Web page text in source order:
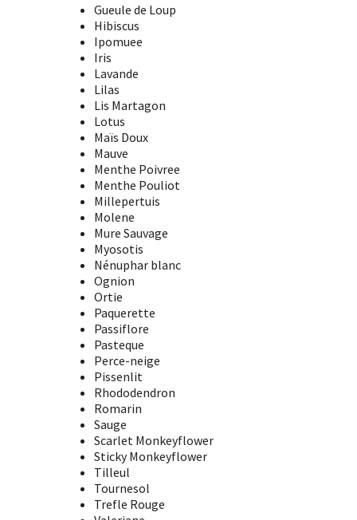
Gueule de Loup
Hibiscus
Ipomuee
Iris
Lavande
Lilas
Lis Martagon
Lotus
Maïs Doux
Mauve
Menthe Poivree
Menthe Pouliot
Millepertuis
Molene
Mure Sauvage
Myosotis
Nénuphar blanc
Ognion
Ortie
Paquerette
Passiflore
Pasteque
Perce-neige
Pissenlit
Rhododendron
Romarin
Sauge
Scarlet Monkeyflower
Sticky Monkeyflower
Tilleul
Tournesol
Trefle Rouge